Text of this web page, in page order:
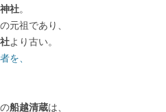
社。
元祖であり、
より古い。
を、
船越清蔵は、